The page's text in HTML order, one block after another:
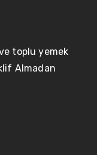
toplu yemek
Almadan